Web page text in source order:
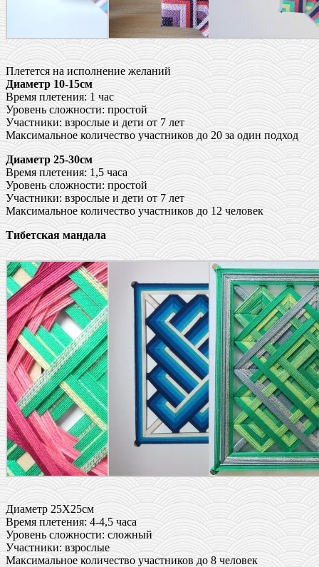
Плетется на исполнение желаний
Диаметр 10-15см
Время плетения: 1 час
Уровень сложности: простой
Участники: взрослые и дети от 7 лет
Максимальное количество участников до 20 за один подход
Диаметр 25-30см
Время плетения: 1,5 часа
Уровень сложности: простой
Участники: взрослые и дети от 7 лет
Максимальное количество участников до 12 человек
Тибетская мандала
Диаметр 25Х25см
Время плетения: 4-4,5 часа
Уровень сложности: сложный
Участники: взрослые
Максимальное количество участников до 8 человек